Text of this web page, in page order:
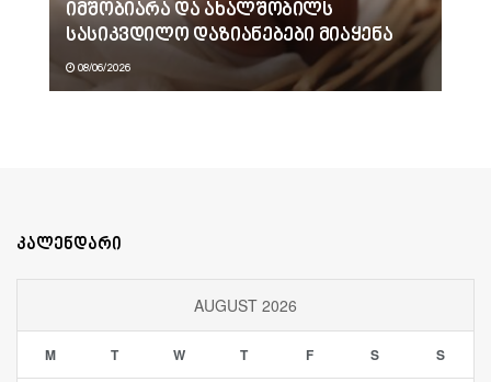
იმშობიარა და ახალშობილს
სასიკვდილო დაზიანებები მიაყენა
08/06/2026
კალენდარი
AUGUST 2026
M T W T F S S